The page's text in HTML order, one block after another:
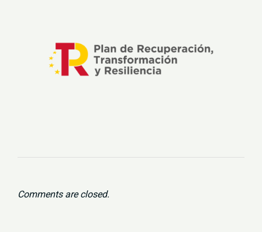
Comments are closed.